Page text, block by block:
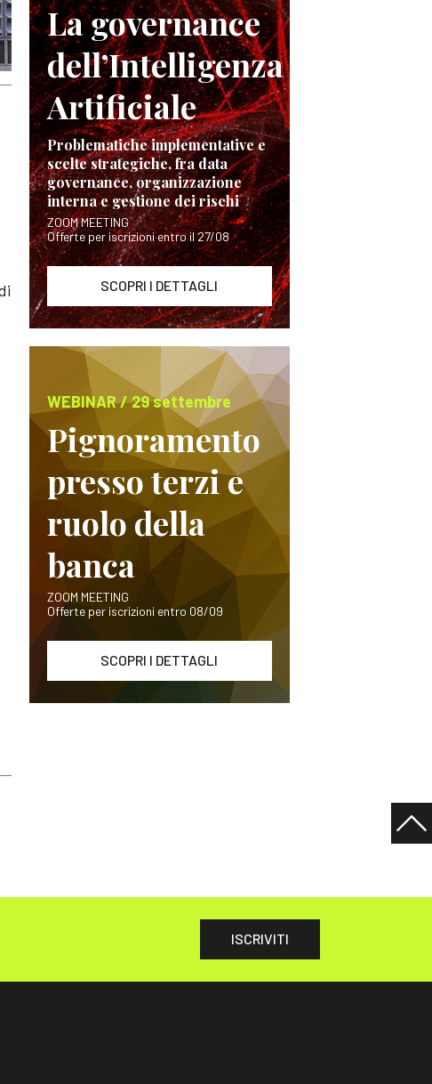
La governance
dell’Intelligenza
Artificiale
Problematiche implementative e
scelte strategiche, fra data
governance, organizzazione
interna e gestione dei rischi
ZOOM MEETING
Offerte per iscrizioni entro il 27/08
SCOPRI I DETTAGLI
WEBINAR / 29 settembre
Pignoramento
presso terzi e
ruolo della
banca
ZOOM MEETING
Offerte per iscrizioni entro 08/09
SCOPRI I DETTAGLI
ISCRIVITI